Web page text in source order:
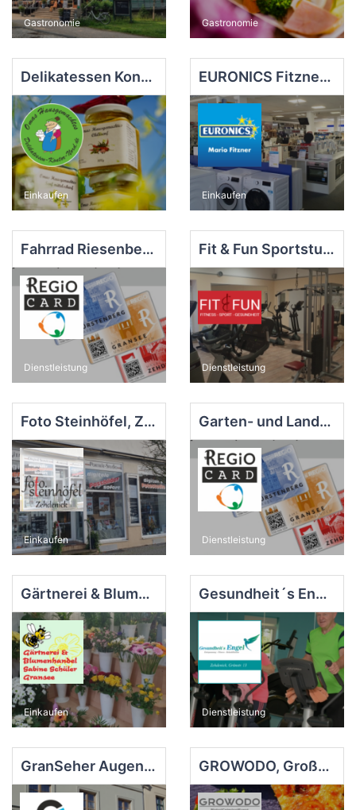
Gastronomie Gastronomie
Delikatessen Kontor, Gransee
Einkaufen
EURONICS Fitzner, Gransee
Einkaufen
Fahrrad Riesenberg, Zehdenick
Dienstleistung
Fit & Fun Sportstudio Zehdenick
Dienstleistung
Foto Steinhöfel, Zehdenick
Einkaufen
Garten- und Landschaftpflege Thomas Röske, Zehdenick
Dienstleistung
Gärtnerei & Blumenhandel Schüler, Gransee
Einkaufen
Gesundheit´s Engel, Zehdenick
Dienstleistung
GranSeher Augenoptik und Hörakustik GROWODO, Großwoltersdorf